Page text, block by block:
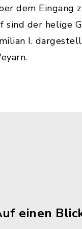
dem Eingang
sind der helige
I.
einen